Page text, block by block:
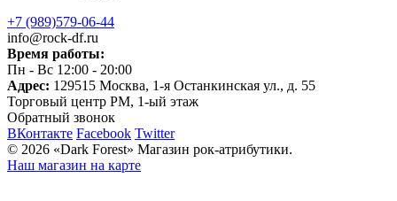
+7 (989)579-06-44
info@rock-df.ru
Время работы:
Пн - Вс 12:00 - 20:00
Адрес: 129515 Москва, 1-я Останкинская ул., д. 55
Торговый центр РМ, 1-ый этаж
Обратный звонок
ВКонтакте Facebook Twitter
© 2026 «Dark Forest» Магазин рок-атрибутики.
Наш магазин на карте